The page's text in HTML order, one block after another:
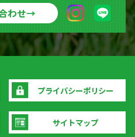
わせ→
プライバシーポリシー
サイトマップ